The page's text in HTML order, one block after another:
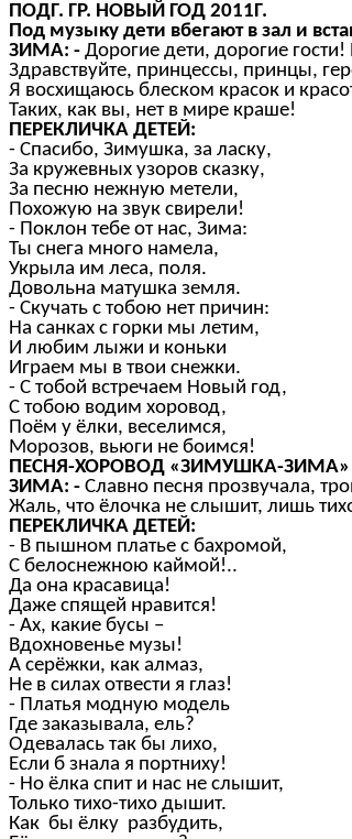
ПОДГ. ГР. НОВЫЙ ГОД 2011Г.
Под музыку дети вбегают в зал и
ЗИМА: - Дорогие дети, дорогие
Здравствуйте, принцессы, принцы,
Я восхищаюсь блеском красок и
Таких, как вы, нет в мире краше!
ПЕРЕКЛИЧКА ДЕТЕЙ:
- Спасибо, Зимушка, за ласку,
За кружевных узоров сказку,
За песню нежную метели,
Похожую на звук свирели!
- Поклон тебе от нас, Зима:
Ты снега много намела,
Укрыла им леса, поля.
Довольна матушка земля.
- Скучать с тобою нет причин:
На санках с горки мы летим,
И любим лыжи и коньки
Играем мы в твои снежки.
- С тобой встречаем Новый год,
С тобою водим хоровод,
Поём у ёлки, веселимся,
Морозов, вьюги не боимся!
ПЕСНЯ-ХОРОВОД «ЗИМУШКА-ЗИМА»
ЗИМА: - Славно песня прозвучала,
Жаль, что ёлочка не слышит, лишь
ПЕРЕКЛИЧКА ДЕТЕЙ:
- В пышном платье с бахромой,
С белоснежною каймой!..
Да она красавица!
Даже спящей нравится!
- Ах, какие бусы –
Вдохновенье музы!
А серёжки, как алмаз,
Не в силах отвести я глаз!
- Платья модную модель
Где заказывала, ель?
Одевалась так бы лихо,
Если б знала я портниху!
- Но ёлка спит и нас не слышит,
Только тихо-тихо дышит.
Как бы ёлку разбудить,